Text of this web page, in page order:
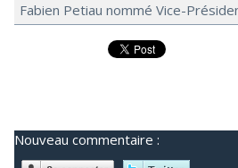
Fabien Petiau nommé Vice-
Nouveau commentaire :